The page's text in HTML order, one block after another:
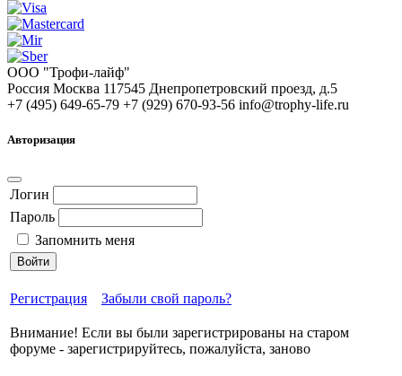
ООО "Трофи-лайф"
Россия Москва 117545 Днепропетровский проезд, д.5
+7 (495) 649-65-79 +7 (929) 670-93-56 info@trophy-life.ru
Авторизация
Логин
Пароль
Запомнить меня
Войти
Регистрация Забыли свой пароль?
Внимание! Если вы были зарегистрированы на старом
форуме - зарегистрируйтесь, пожалуйста, заново